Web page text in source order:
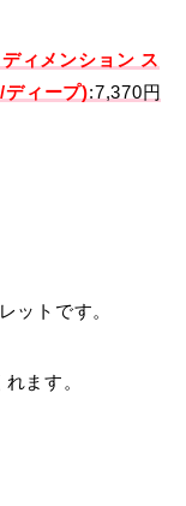
ィメンション ス
ディープ):7,370円
ットです。
ます。